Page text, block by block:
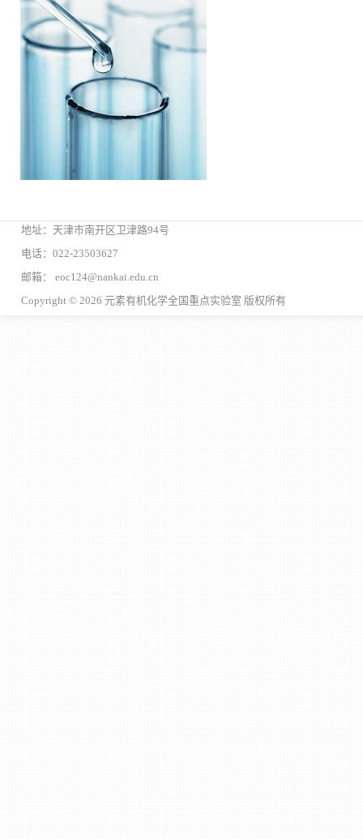
地址：天津市南开区卫津路94号
电话：022-23503627
邮箱： eoc124@nankai.edu.cn
Copyright © 2026 元素有机化学全国重点实验室 版权所有